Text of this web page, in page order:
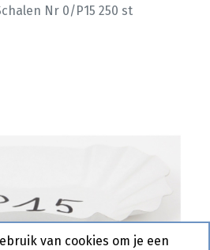
Nr 0/P15 250 st
van cookies om je een